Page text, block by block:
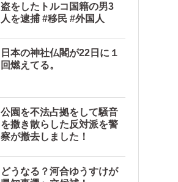
盗をしたトルコ国籍の男3
人を逮捕 #移民 #外国人
日本の神社仏閣が22日に１
回燃えてる。
公園を不法占拠をして騒音
を撒き散らした反対派を警
察が撤去しました！
どうなる？河合ゆうすけが